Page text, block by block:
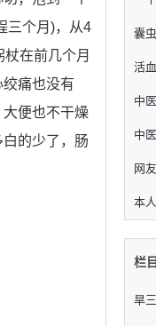
三个月)，从4
在前几个月
痛也没有
便也不干燥
的少了，肠
囊
活
中
中
网
本
栏
旱